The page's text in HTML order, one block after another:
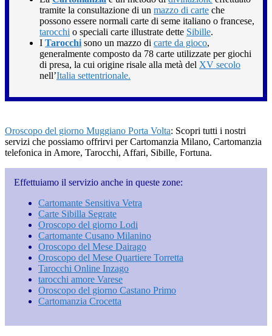
tramite la consultazione di un mazzo di carte che
possono essere normali carte di seme italiano o francese,
tarocchi o speciali carte illustrate dette Sibille.
I Tarocchisono un mazzo di carte da gioco,
generalmente composto da 78 carte utilizzate per giochi
di presa, la cui origine risale alla metà del XV secolo
nell’Italia settentrionale.
Oroscopo del giorno Muggiano Porta Volta: Scopri tutti i nostri
servizi che possiamo offrirvi per Cartomanzia Milano, Cartomanzia
telefonica in Amore, Tarocchi, Affari, Sibille, Fortuna.
Effettuiamo il servizio anche in queste zone:
Cartomante Sensitiva Vetra
Carte Sibilla Segrate
Oroscopo del giorno Lodi
Cartomante Cusano Milanino
Oroscopo del Mese Dairago
Oroscopo del Mese Quartiere Torretta
Tarocchi Online Inzago
tarocchi amore Varese
Oroscopo del giorno Castano Primo
Cartomanzia Crocetta